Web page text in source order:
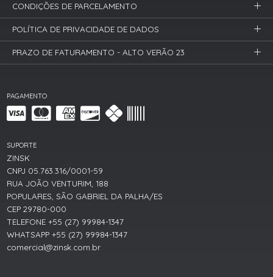
PAGAMENTO
SUPORTE
ZINSK
CNPJ 05.763.316/0001-59
RUA JOÃO VENTURIM, 188
POPULARES, SÃO GABRIEL DA PALHA/ES
CEP 29780-000
TELEFONE +55 (27) 99984-1347
WHATSAPP +55 (27) 99984-1347
comercial@zinsk.com.br
CONDIÇÕES DE PARCELAMENTO
POLÍTICA DE PRIVACIDADE DE DADOS
PRAZO DE FATURAMENTO - ALTO VERÃO 23